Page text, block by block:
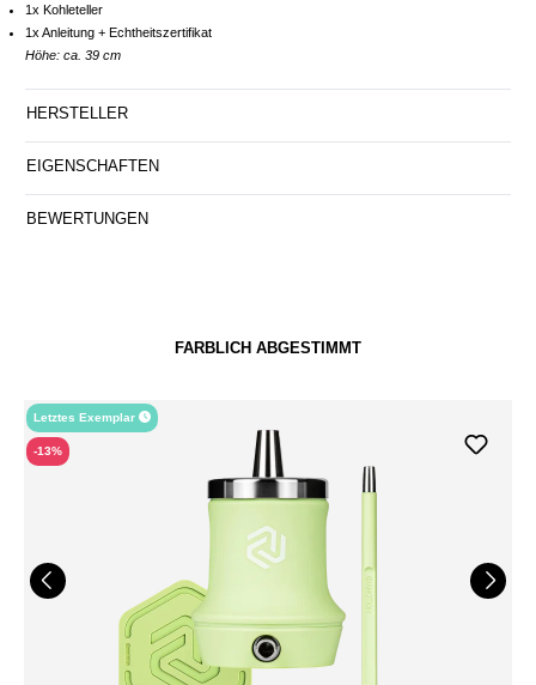
1x Kohleteller
1x Anleitung + Echtheitszertifikat
Höhe: ca. 39 cm
HERSTELLER
EIGENSCHAFTEN
BEWERTUNGEN
FARBLICH ABGESTIMMT
Letztes Exemplar
-13%